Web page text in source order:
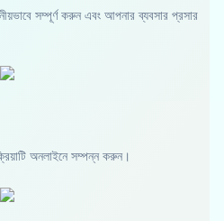
সম্পূর্ণ করুন এবং আপনার ব্যবসার প্রসার
অনলাইনে সম্পন্ন করুন।